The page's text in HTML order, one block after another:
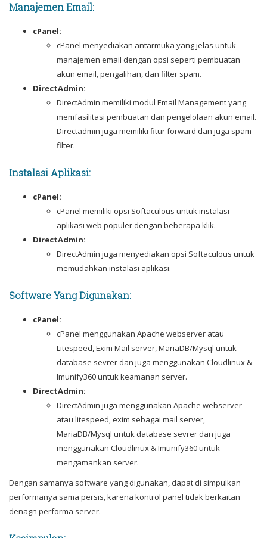
Manajemen Email:
cPanel:
cPanel menyediakan antarmuka yang jelas untuk
manajemen email dengan opsi seperti pembuatan
akun email, pengalihan, dan filter spam.
DirectAdmin:
DirectAdmin memiliki modul Email Management yang
memfasilitasi pembuatan dan pengelolaan akun email.
Directadmin juga memiliki fitur forward dan juga spam
filter.
Instalasi Aplikasi:
cPanel:
cPanel memiliki opsi Softaculous untuk instalasi
aplikasi web populer dengan beberapa klik.
DirectAdmin:
DirectAdmin juga menyediakan opsi Softaculous untuk
memudahkan instalasi aplikasi.
Software Yang Digunakan:
cPanel:
cPanel menggunakan Apache webserver atau
Litespeed, Exim Mail server, MariaDB/Mysql untuk
database sevrer dan juga menggunakan Cloudlinux &
Imunify360 untuk keamanan server.
DirectAdmin:
DirectAdmin juga menggunakan Apache webserver
atau litespeed, exim sebagai mail server,
MariaDB/Mysql untuk database sevrer dan juga
menggunakan Cloudlinux & Imunify360 untuk
mengamankan server.
Dengan samanya software yang digunakan, dapat di simpulkan
performanya sama persis, karena kontrol panel tidak berkaitan
denagn performa server.